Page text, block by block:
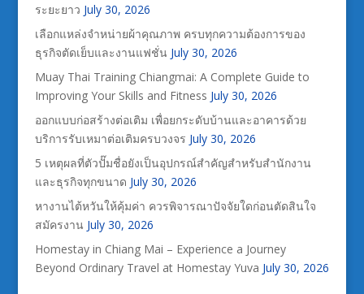
ระยะยาว July 30, 2026
เลือกแหล่งจำหน่ายผ้าคุณภาพ ครบทุกความต้องการของ
ธุรกิจตัดเย็บและงานแฟชั่น July 30, 2026
Muay Thai Training Chiangmai: A Complete Guide to
Improving Your Skills and Fitness July 30, 2026
ออกแบบก่อสร้างต่อเติม เพื่อยกระดับบ้านและอาคารด้วย
บริการรับเหมาต่อเติมครบวงจร July 30, 2026
5 เหตุผลที่ตัวปั๊มชื่อยังเป็นอุปกรณ์สำคัญสำหรับสำนักงาน
และธุรกิจทุกขนาด July 30, 2026
หางานไต้หวันให้คุ้มค่า ควรพิจารณาปัจจัยใดก่อนตัดสินใจ
สมัครงาน July 30, 2026
Homestay in Chiang Mai – Experience a Journey
Beyond Ordinary Travel at Homestay Yuva July 30, 2026